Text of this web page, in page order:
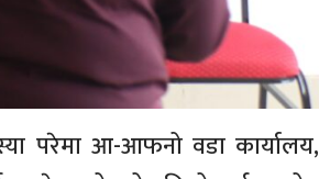
परेमा आ-आफनो वडा कार्यालय,